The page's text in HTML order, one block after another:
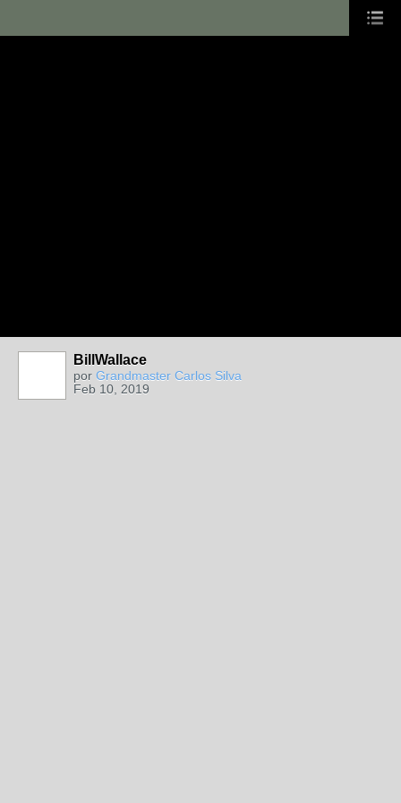
BillWallace
por Grandmaster Carlos Silva
Feb 10, 2019